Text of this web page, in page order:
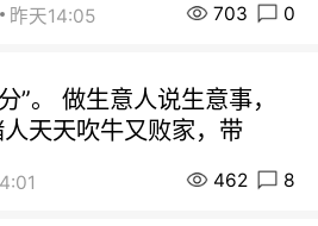
昨天14:05 703 0
”。 做生意人说生意事，
天天吹牛又败家，带
462 8